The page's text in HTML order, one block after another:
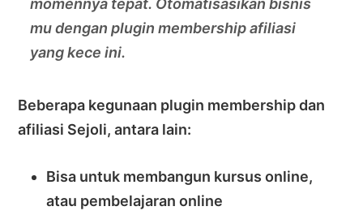
momennya tepat. Otomatisasikan bisnis
mu dengan plugin membership afiliasi
yang kece ini.
Beberapa kegunaan plugin membership dan
afiliasi Sejoli, antara lain:
Bisa untuk membangun kursus online,
atau pembelajaran online